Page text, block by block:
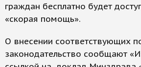
граждан бесплатно будет
«скорая помощь».
О внесении соответствующих
законодательство сообщают